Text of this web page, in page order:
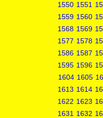
1550 1551
1559 1560
1568 1569
1577 1578
1586 1587
1595 1596
1604 1605
1613 1614
1622 1623
1631 1632